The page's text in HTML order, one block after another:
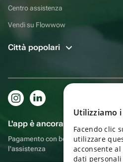
Centro assistenza
Vendi su Flowwow
Città popolari
L'app è ancora più comoda!
Pagamento con bonus,
l'assistenza
Utilizziamo
Facendo clic
utilizzare
acconsente
dati